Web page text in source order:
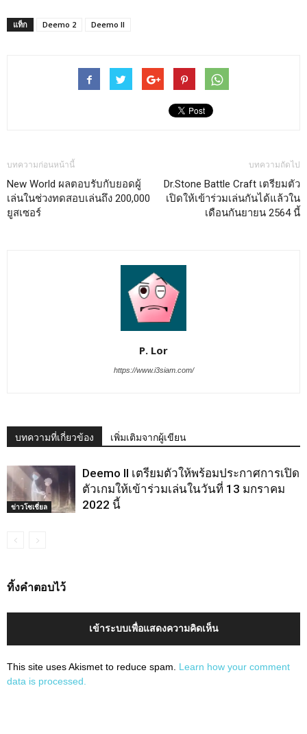
แท็ก Deemo 2 Deemo ll
บทความก่อนหน้านี้
New World ผลตอบรับกับยอดผู้
เล่นในช่วงทดสอบเล่นถึง 200,000
ยูสเซอร์
บทความถัดไป
Dr.Stone Battle Craft เตรียมตัว
เปิดให้เข้าร่วมเล่นกันได้แล้วใน
เดือนกันยายน 2564 นี้
P. Lor
https://www.i3siam.com/
บทความที่เกี่ยวข้อง เพิ่มเติมจากผู้เขียน
ข่าวโซเชี่ยล
Deemo ll เตรียมตัวให้พร้อมประกาศการเปิด
ตัวเกมให้เข้าร่วมเล่นในวันที่ 13 มกราคม
2022 นี้
ทิ้งคำตอบไว้
เข้าระบบเพื่อแสดงความคิดเห็น
This site uses Akismet to reduce spam. Learn how your comment
data is processed.